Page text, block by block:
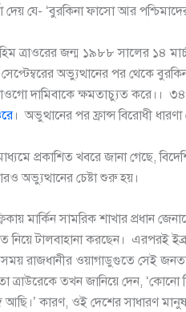
দেয় যে- ‘বুরকিনা ফাসো আর
ত্রাওরের জন্ম ১৯৮৮ সালের ১৪
অভ্যুত্থানের পর থেকে
দামিবাকে ক্ষমতাচ্যুত করে।। ৩৪
। অভুত্থানের পর ফ্রান্স বিরোধী
প্রকাশিত খবরে জানা গেছে,
অভ্যুত্থানের চেষ্টা শুরু হয়।
মার্কিন সামরিক শাখার প্রধান
টালবাহানা করছেন। এরপরই
রাজধানীর ওয়াগাডুগুতে সেই
ত্রাউরেকে তখন জানিয়ে দেন, ‘কোনো
আছি।’ কারণ, ওই দেশের সাধারণ